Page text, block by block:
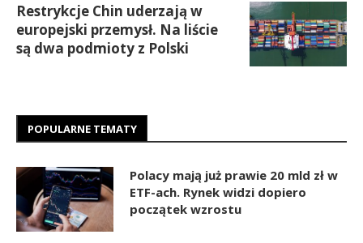
Restrykcje Chin uderzają w
europejski przemysł. Na liście
są dwa podmioty z Polski
POPULARNE TEMATY
Polacy mają już prawie 20 mld zł w
ETF-ach. Rynek widzi dopiero
początek wzrostu